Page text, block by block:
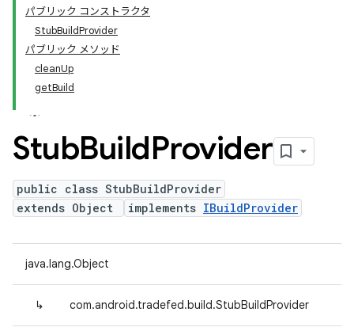
パブリック コンストラクタ
StubBuildProvider
パブリック メソッド
cleanUp
getBuild
StubBuildProvider
public class StubBuildProvider
extends Object
implements IBuildProvider
java.lang.Object
↳ com.android.tradefed.build.StubBuildProvider